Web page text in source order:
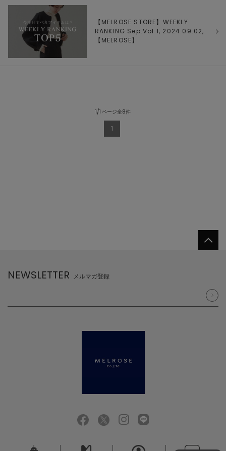
【MELROSE STORE】WEEKLY
RANKING.Sep.Vol.1, 2024.09.02,
【 MELROSE】
1/1 ページ全8件
1
NEWSLETTER メルマガ登録